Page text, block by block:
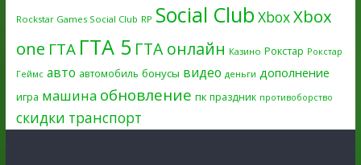
Rockstar Games Social Club RP Social Club XboxXbox
one ГТА ГТА 5 ГТА онлайн Казино Рокстар Рокстар
Геймс авто автомобиль бонусы видео деньги дополнение
игра машина обновление пк праздник противоборство
скидки транспорт